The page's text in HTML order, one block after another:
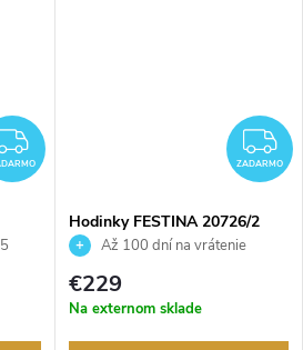
ZADARMO
ZADARMO
Hodinky FESTINA 20726/2
Až 100 dní na vrátenie
€229
Na externom sklade